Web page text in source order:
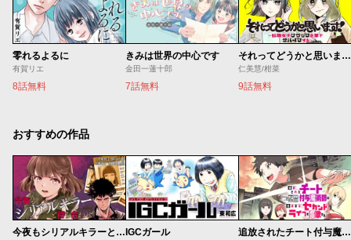
零れるよるに
有賀リエ
8話無料
きみは世界の中心です
金田一蓮十郎
7話無料
それってどうかと思います！～転職女子、ブラック企業でサバイブする。～
仁美慧/柑菜
9話無料
おすすめの作品
今夜もシリアルキラーと待ち合わせ IGCガール 追放されたチート付与魔術師は気ままなセカンドライフを謳歌する。 ～俺は武器だけじゃなく、あらゆるものに『強化ポイント』を付与できるし、俺の意思でいつでも効果を解除できるけど、残った人たち大丈夫？～